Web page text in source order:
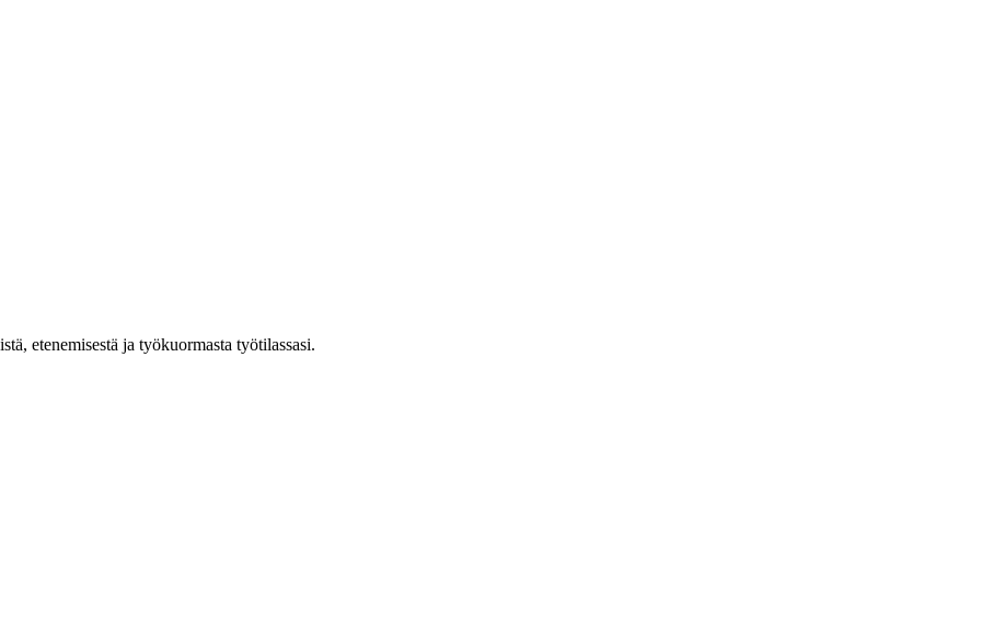
etenemisestä ja työkuormasta työtilassasi.